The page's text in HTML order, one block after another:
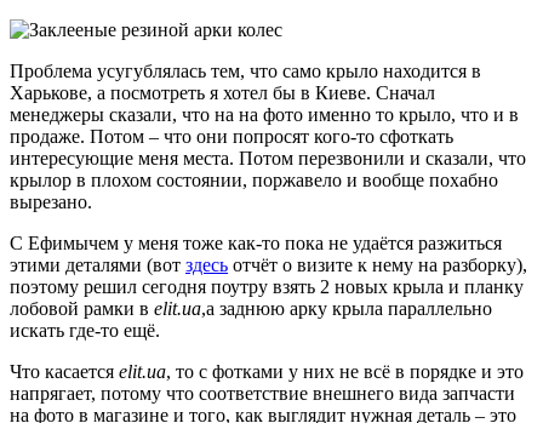
Проблема усугублялась тем, что само крыло находится в
Харькове, а посмотреть я хотел бы в Киеве. Сначал
менеджеры сказали, что на на фото именно то крыло, что и в
продаже. Потом – что они попросят кого-то сфоткать
интересующие меня места. Потом перезвонили и сказали, что
крылор в плохом состоянии, поржавело и вообще похабно
вырезано.
С Ефимычем у меня тоже как-то пока не удаётся разжиться
этими деталями (вот здесь отчёт о визите к нему на разборку),
поэтому решил сегодня поутру взять 2 новых крыла и планку
лобовой рамки в elit.ua,а заднюю арку крыла параллельно
искать где-то ещё.
Что касается elit.ua, то с фотками у них не всё в порядке и это
напрягает, потому что соответствие внешнего вида запчасти
на фото в магазине и того, как выглядит нужная деталь – это